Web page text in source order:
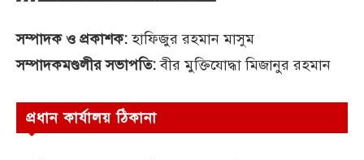
সম্পাদক ও প্রকাশক:হাফিজুর রহমান মাসুম
সম্পাদকমণ্ডলীর সভাপতি:বীর মুক্তিযোদ্ধা মিজানুর রহমান
প্রধান কার্যালয় ঠিকানা